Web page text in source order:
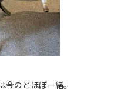
今のとほぼ一緒。